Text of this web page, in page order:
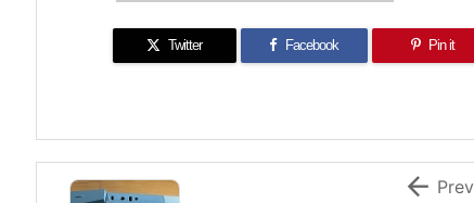
Twitter Facebook Pin it
 Prev